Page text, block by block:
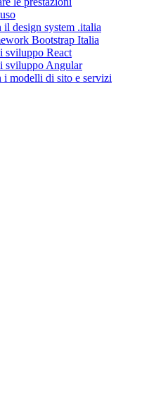
design system .italia
Bootstrap Italia
sviluppo React
sviluppo Angular
i modelli di sito e servizi